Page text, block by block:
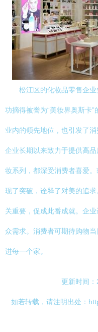
松江区的化妆品零售企
功摘得被誉为“美妆界奥斯卡
业内的领先地位，也引发了
企业长期以来致力于提供高
妆系列，都深受消费者喜爱
现了突破，诠释了对美的追
关重要，促成此番成就。企
众需求。消费者可期待购物
进每一个家。
更新时间
如若转载，请注明出处：